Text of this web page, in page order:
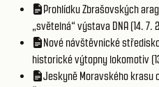
Prohlídku Zbrašovských
„světelná“ výstava DNA (14. 7.
Nové návštěvnické
historické výtopny lokomotiv
Jeskyně Moravského krasu